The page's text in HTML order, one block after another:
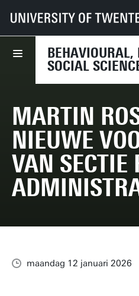
SOCIAL
UT Faculteiten BMS
Nieuws
Martin Rosema nieuwe voorzitter
MARTIN
NIEUWE
VAN SECTIE
maandag 12 januari 2026